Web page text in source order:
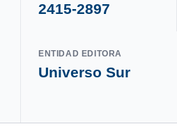
2415-2897
ENTIDAD EDITORA
Universo Sur